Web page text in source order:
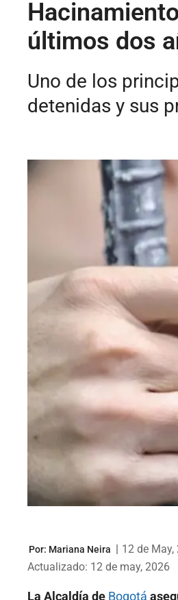
últimos dos
Uno de los
detenidas y sus
Por: Mariana Neira | 12 de May,
Actualizado: 12 de may, 2026
La Alcaldía de Bogotá